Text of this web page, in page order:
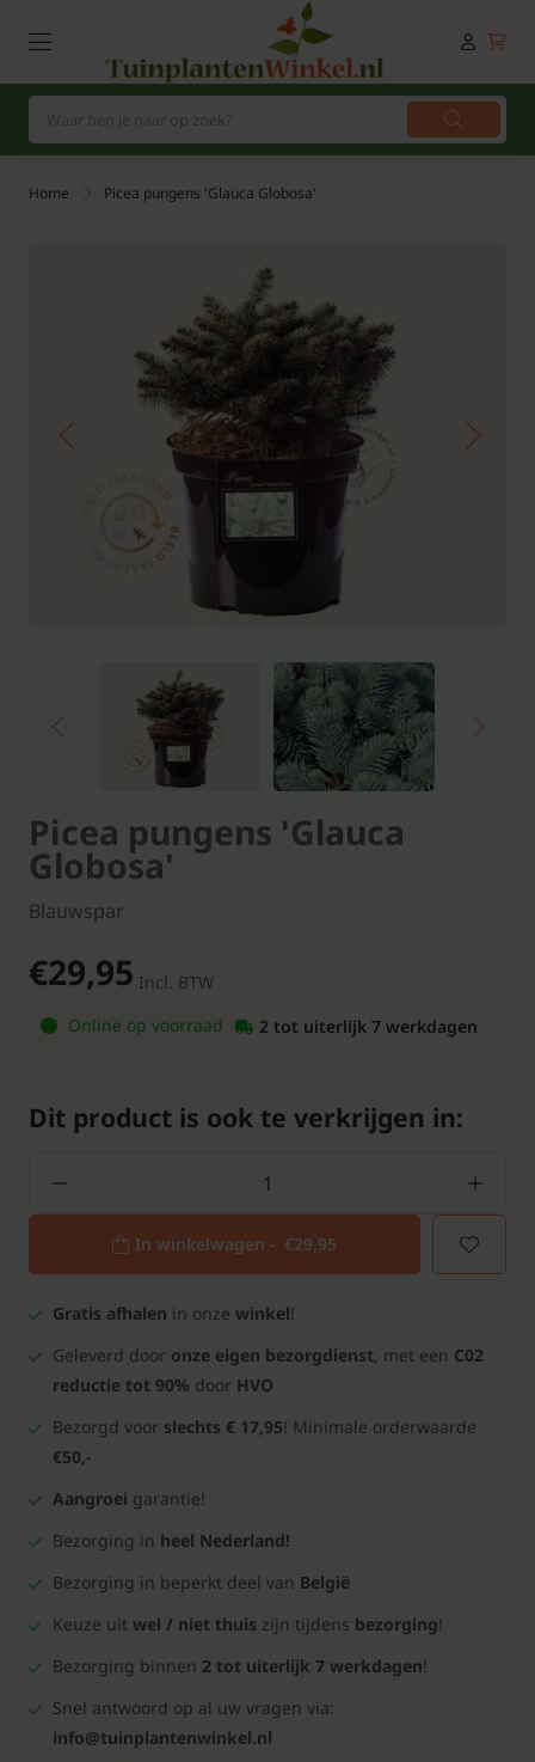
Home Picea pungens 'Glauca Globosa'
Picea pungens 'Glauca
Globosa'
Blauwspar
€29,95 Incl. BTW
Online op voorraad
2 tot uiterlijk 7 werkdagen
Dit product is ook te verkrijgen in:
In winkelwagen - €29,95
Gratis afhalen in onze winkel!
Geleverd door onze eigen bezorgdienst, met een C02
reductie tot 90% door HVO
Bezorgd voor slechts € 17,95! Minimale orderwaarde
€50,-
Aangroei garantie!
Bezorging in heel Nederland!
Bezorging in beperkt deel van België
Keuze uit wel / niet thuis zijn tijdens bezorging!
Bezorging binnen 2 tot uiterlijk 7 werkdagen!
Snel antwoord op al uw vragen via:
info@tuinplantenwinkel.nl